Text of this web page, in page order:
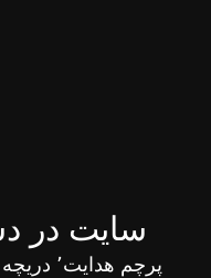
سایت در
پرچم هدایت٬ دریچه ای برای شناخت حق از باطل